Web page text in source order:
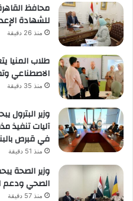
محافظ
للشهادة
منذ 26 دقيقة
طلاب المنيا
الاصطناعي
منذ 35 دقيقة
وزير
آليات تنفيذ
في قبرص
منذ 51 دقيقة
وزير الصحة
الصحي ودعم
منذ 57 دقيقة